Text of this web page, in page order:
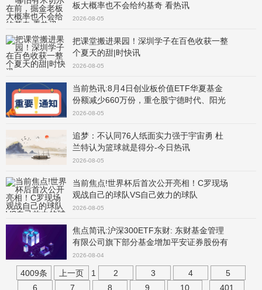
板大概率也不会给约基奇 看热讯
2026-08-05
把课堂搬进果园！深圳学子在百色收获一整
个夏天的甜|时快讯
2026-08-05
当前热讯:8月4日创业板价值ETF华夏基金
份额减少660万份，重仓股宁德时代、阳光
电源、中际旭创
2026-08-05
追梦：不认同76人纸面实力强于宇宙勇 杜
兰特认为篮球就是得分-今日热讯
2026-08-05
当前焦点!世界杯后首次公开亮相！C罗现场
观战自己的球队VS自己效力的球队
2026-08-05
焦点简讯:沪深300ETF东财: 东财基金管理
有限公司旗下部分基金增加平安证券股份有
限公司为申购赎回代理券商的公告
2026-08-04
4009条 上一页 1 2 3 4
5
6
7 8 9 10 401